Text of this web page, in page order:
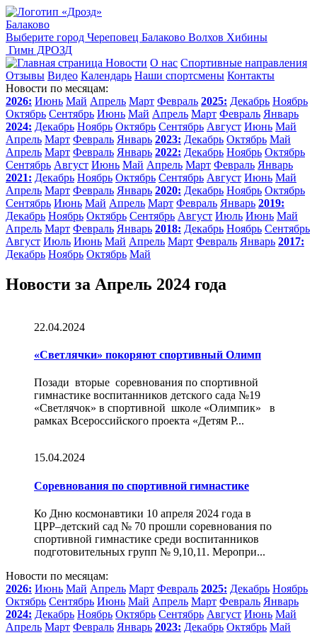
Балаково
Выберите город Череповец Балаково Волхов Хибины
Гимн ДРОЗД
Новости О нас Спортивные направления
Отзывы Видео Календарь Наши спортсмены Контакты
Новости по месяцам:
2026: Июнь Май Апрель Март Февраль 2025: Декабрь Ноябрь
Октябрь Сентябрь Июнь Май Апрель Март Февраль Январь
2024: Декабрь Ноябрь Октябрь Сентябрь Август Июнь Май
Апрель Март Февраль Январь 2023: Декабрь Октябрь Май
Апрель Март Февраль Январь 2022: Декабрь Ноябрь Октябрь
Сентябрь Август Июнь Май Апрель Март Февраль Январь
2021: Декабрь Ноябрь Октябрь Сентябрь Август Июнь Май
Апрель Март Февраль Январь 2020: Декабрь Ноябрь Октябрь
Сентябрь Июнь Май Апрель Март Февраль Январь 2019:
Декабрь Ноябрь Октябрь Сентябрь Август Июль Июнь Май
Апрель Март Февраль Январь 2018: Декабрь Ноябрь Сентябрь
Август Июль Июнь Май Апрель Март Февраль Январь 2017:
Декабрь Ноябрь Октябрь Май
Новости за Апрель 2024 года
22.04.2024
«Светлячки» покоряют спортивный Олимп
Позади вторые соревнования по спортивной
гимнастике воспитанников детского сада №19
«Светлячок» в спортивной школе «Олимпик» в
рамках Всероссийского проекта «Детям Р...
15.04.2024
Соревнования по спортивной гимнастике
Ко Дню космонавтики 10 апреля 2024 года в
ЦРР–детский сад № 70 прошли соревнования по
спортивной гимнастике среди воспитанников
подготовительных групп № 9,10,11. Меропри...
Новости по месяцам:
2026: Июнь Май Апрель Март Февраль 2025: Декабрь Ноябрь
Октябрь Сентябрь Июнь Май Апрель Март Февраль Январь
2024: Декабрь Ноябрь Октябрь Сентябрь Август Июнь Май
Апрель Март Февраль Январь 2023: Декабрь Октябрь Май